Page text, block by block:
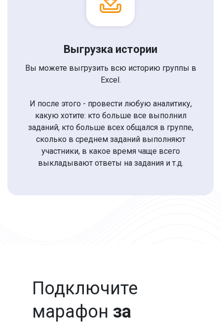
Выгрузка истории
Вы можете выгрузить всю историю группы в
Excel.
И после этого - провести любую аналитику,
какую хотите: кто больше все выполнил
заданий, кто больше всех общался в группе,
сколько в среднем заданий выполняют
участники, в какое время чаще всего
выкладывают ответы на задания и т.д.
Подключите
марафон за